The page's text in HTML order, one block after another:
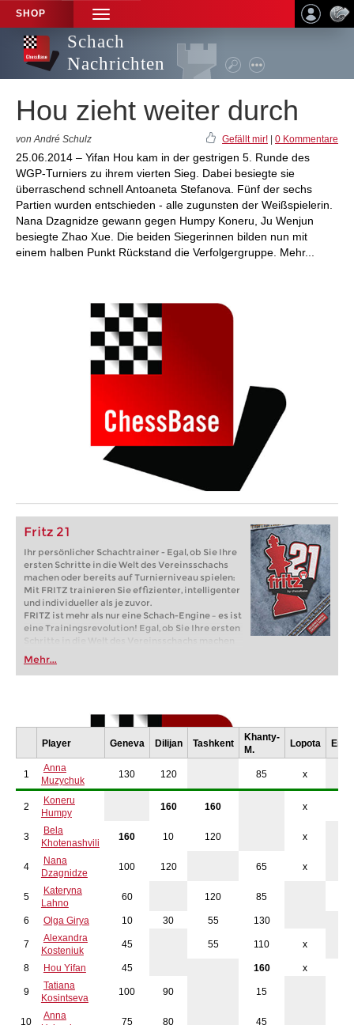
SHOP
TOGGLE
NAVIGATION
Schach
Nachrichten
Hou zieht weiter durch
von André Schulz Gefällt mir! 0 Kommentare
25.06.2014 – Yifan Hou kam in der gestrigen 5. Runde des
WGP-Turniers zu ihrem vierten Sieg. Dabei besiegte sie
überraschend schnell Antoaneta Stefanova. Fünf der sechs
Partien wurden entschieden - alle zugunsten der Weißspielerin.
Nana Dzagnidze gewann gegen Humpy Koneru, Ju Wenjun
besiegte Zhao Xue. Die beiden Siegerinnen bilden nun mit
einem halben Punkt Rückstand die Verfolgergruppe. Mehr...
Fritz 21
Ihr persönlicher Schachtrainer - Egal, ob Sie Ihre
ersten Schritte in die Welt des Vereinsschachs
machen oder bereits auf Turnierniveau spielen:
Mit FRITZ trainieren Sie effizienter, intelligenter
und individueller als je zuvor.
FRITZ ist mehr als nur eine Schach-Engine – es ist
eine Trainingsrevolution! Egal, ob Sie Ihre ersten
Schritte in die Welt des Vereinsschachs machen
oder bereits auf Turnierniveau spielen: Mit
FRITZ trainieren Sie effizienter, intelligenter und
individueller als je zuvor.
Mehr...
Vorne hängen georgische Churchkhela
Player Geneva Dilijan Tashkent
Khanty-
M.
Lopota
1
Anna
Muzychuk
130 120 85 x
2
Koneru
Humpy
160 160 x
3
Bela
Khotenashvili
160 10 120 x
4
Nana
Dzagnidze
100 120 65 x
5
Kateryna
Lahno
60 120 85
6 Olga Girya 10 30 55 130
7
Alexandra
Kosteniuk
45 55 110 x
8 Hou Yifan 45 160 x
9
Tatiana
Kosintseva
100 90 15
10
Anna
75 80 45